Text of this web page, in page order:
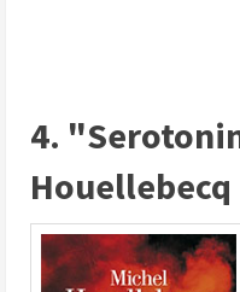
4.
Houellebecq